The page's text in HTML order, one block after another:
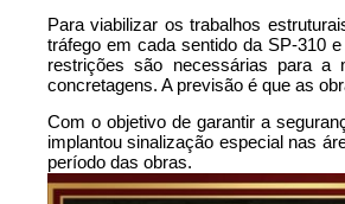
Para viabilizar os trabalhos
tráfego em cada sentido da SP-310
restrições são necessárias para a
concretagens. A previsão é que as
Com o objetivo de garantir a
implantou sinalização especial nas
período das obras.